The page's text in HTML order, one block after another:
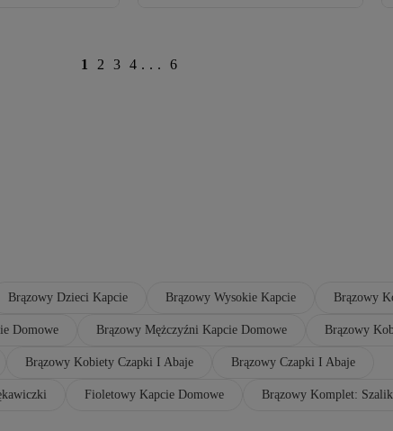
1 2 3 4 ... 6
Brązowy Dzieci Kapcie Brązowy Wysokie Kapcie Brązowy
Domowe Brązowy Mężczyźni Kapcie Domowe Brązowy
Brązowy Kobiety Czapki I Abaje Brązowy Czapki I Abaje
Fioletowy Kapcie Domowe Brązowy Komplet: